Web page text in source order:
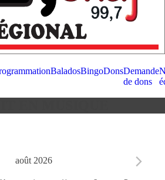
BaladosBingoDonsDemande
de dons
août 2026